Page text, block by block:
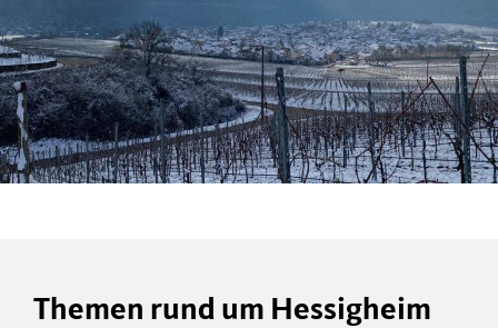
Themen rund um Hessigheim